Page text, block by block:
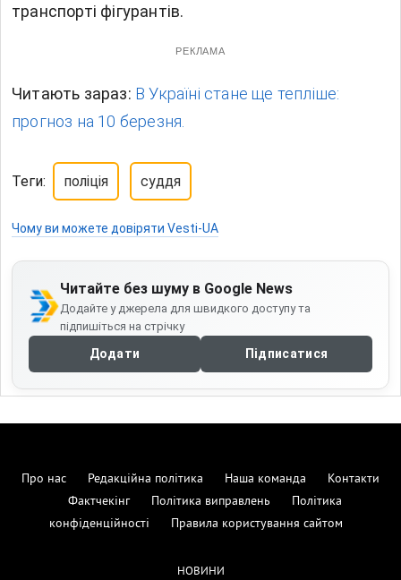
транспорті фігурантів.
РЕКЛАМА
Читають зараз: В Україні стане ще тепліше:
прогноз на 10 березня.
Теги: поліція суддя
Чому ви можете довіряти Vesti-UA
Читайте без шуму в Google News
Додайте у джерела для швидкого доступу та
підпишіться на стрічку
Додати Підписатися
Про нас Редакційна політика Наша команда
Контакти
Фактчекінг
Політика виправлень
Політика
конфіденційності
Правила користування сайтом
НОВИНИ